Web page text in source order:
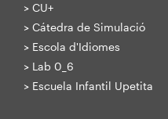
> CU+
> Cátedra de Simulació
> Escola d'Idiomes
> Lab 0_6
> Escuela Infantil Upetita